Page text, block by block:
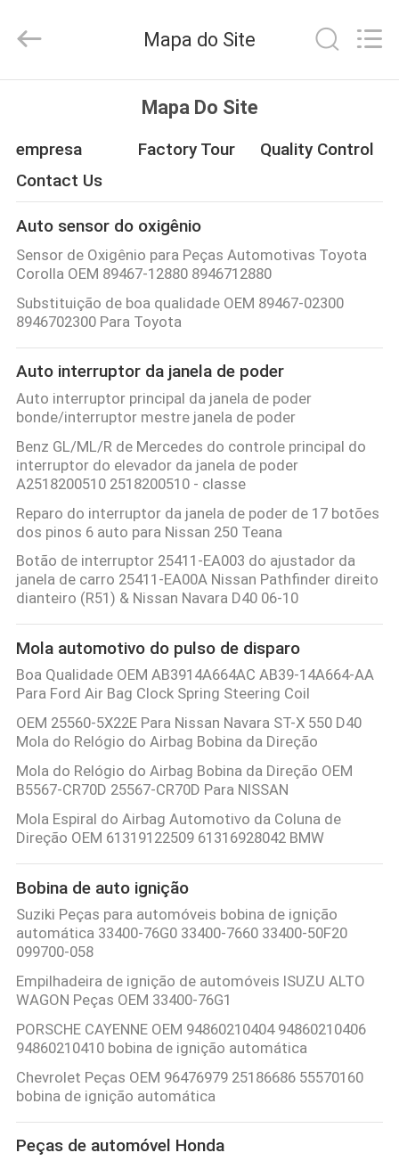
PRODUTOS
SOBRE
NÓS
EXCURSÃO
DA
FÁBRICA
CONTROLE
DA
QUALIDADE
ENTRE
EM
CONTATO
CONOSCO
PEÇA
UMAS
CITAÇÕES
MAPA
DO
SITE
PRIVACY
POLICY
Parts
Rights
Mapa do Site
Mapa Do Site
empresa Factory Tour
Quality Control
Contact Us
Auto sensor do oxigênio
Sensor de Oxigênio para Peças Automotivas Toyota
Corolla OEM 89467-12880 8946712880
Substituição de boa qualidade OEM 89467-02300
8946702300 Para Toyota
Auto interruptor da janela de poder
Auto interruptor principal da janela de poder
bonde/interruptor mestre janela de poder
Benz GL/ML/R de Mercedes do controle principal do
interruptor do elevador da janela de poder
A2518200510 2518200510 - classe
Reparo do interruptor da janela de poder de 17 botões
dos pinos 6 auto para Nissan 250 Teana
Botão de interruptor 25411-EA003 do ajustador da
janela de carro 25411-EA00A Nissan Pathfinder direito
dianteiro (R51) & Nissan Navara D40 06-10
Mola automotivo do pulso de disparo
Boa Qualidade OEM AB3914A664AC AB39-14A664-AA
Para Ford Air Bag Clock Spring Steering Coil
OEM 25560-5X22E Para Nissan Navara ST-X 550 D40
Mola do Relógio do Airbag Bobina da Direção
Mola do Relógio do Airbag Bobina da Direção OEM
B5567-CR70D 25567-CR70D Para NISSAN
Mola Espiral do Airbag Automotivo da Coluna de
Direção OEM 61319122509 61316928042 BMW
Bobina de auto ignição
Suziki Peças para automóveis bobina de ignição
automática 33400-76G0 33400-7660 33400-50F20
099700-058
Empilhadeira de ignição de automóveis ISUZU ALTO
WAGON Peças OEM 33400-76G1
PORSCHE CAYENNE OEM 94860210404 94860210406
94860210410 bobina de ignição automática
Chevrolet Peças OEM 96476979 25186686 55570160
bobina de ignição automática
Peças de automóvel Honda